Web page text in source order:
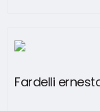
Fardelli